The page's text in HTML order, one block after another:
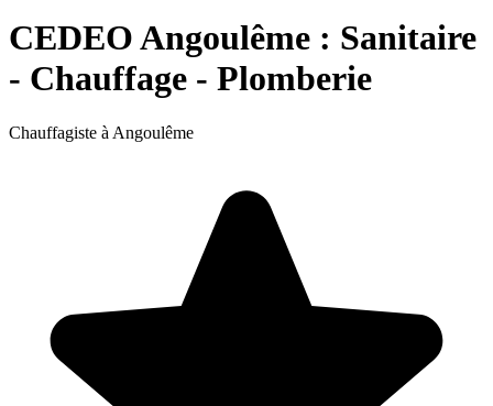
CEDEO Angoulême : Sanitaire
- Chauffage - Plomberie
Chauffagiste à Angoulême